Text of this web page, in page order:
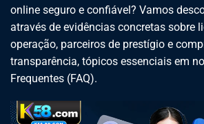
online seguro e confiável? Vamos
através de evidências concretas sobre
operação, parceiros de prestígio e
transparência, tópicos essenciais em
Frequentes (FAQ).